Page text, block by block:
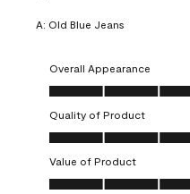
A: Old Blue Jeans
Overall Appearance
Overall Appearance, 5.0
Quality of Product
Quality of Product, 5.0 out
Value of Product
Value of Product, 5.0 out of